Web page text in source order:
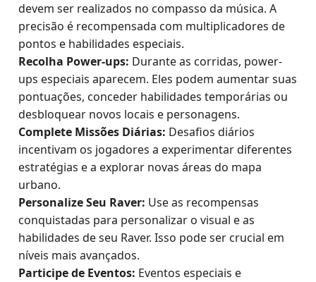
devem ser realizados no compasso da música. A
precisão é recompensada com multiplicadores de
pontos e habilidades especiais.
Recolha Power-ups: Durante as corridas, power-
ups especiais aparecem. Eles podem aumentar suas
pontuações, conceder habilidades temporárias ou
desbloquear novos locais e personagens.
Complete Missões Diárias: Desafios diários
incentivam os jogadores a experimentar diferentes
estratégias e a explorar novas áreas do mapa
urbano.
Personalize Seu Raver: Use as recompensas
conquistadas para personalizar o visual e as
habilidades de seu Raver. Isso pode ser crucial em
níveis mais avançados.
Participe de Eventos: Eventos especiais e